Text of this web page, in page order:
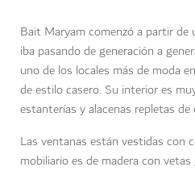
Bait Maryam comenzó a partir de
iba pasando de generación a
uno de los locales más de moda
de estilo casero. Su interior es
estanterías y alacenas repletas de
Las ventanas están vestidas con
mobiliario es de madera con